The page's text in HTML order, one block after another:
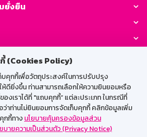
(Cookies Policy)
บคุกกี้เพื่อวัตถุประสงค์ในการปรับปรุง
ดียิ่งขึ้น ท่านสามารถเลือกให้ความยินยอมหรือ
งเราได้ที่ "แถบคุกกี้” แต่ละประเภท ในกรณีที่
ว่าท่านไม่ยินยอมการจัดเก็บคุกกี้ คลิกข้อมูลเพิ่ม
กกี้ทางนโยบายคุ้มครองข้อมูลส่วน
บายความเป็นส่วนตัว (Privacy Notice)
ยั่งยืน
GSB Society:
สำหรับพนักงาน
GSB Wisdom
M-Search